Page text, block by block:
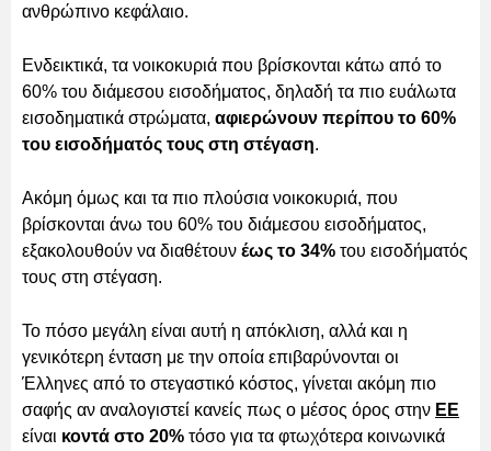
ανθρώπινο κεφάλαιο.
Ενδεικτικά, τα νοικοκυριά που βρίσκονται κάτω από το
60% του διάμεσου εισοδήματος, δηλαδή τα πιο ευάλωτα
εισοδηματικά στρώματα, αφιερώνουν περίπου το 60%
του εισοδήματός τους στη στέγαση.
Ακόμη όμως και τα πιο πλούσια νοικοκυριά, που
βρίσκονται άνω του 60% του διάμεσου εισοδήματος,
εξακολουθούν να διαθέτουν έως το 34% του εισοδήματός
τους στη στέγαση.
Το πόσο μεγάλη είναι αυτή η απόκλιση, αλλά και η
γενικότερη ένταση με την οποία επιβαρύνονται οι
Έλληνες από το στεγαστικό κόστος, γίνεται ακόμη πιο
σαφής αν αναλογιστεί κανείς πως ο μέσος όρος στην ΕΕ
είναι κοντά στο 20% τόσο για τα φτωχότερα κοινωνικά